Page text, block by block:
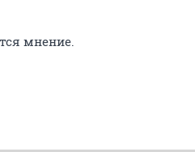
мнение.